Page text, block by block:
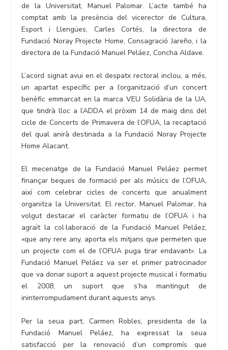
de la Universitat, Manuel Palomar. L’acte també ha
comptat amb la presència del vicerector de Cultura,
Esport i Llengües, Carles Cortés, la directora de
Fundació Noray Projecte Home, Consagració Jareño, i la
directora de la Fundació Manuel Peláez, Concha Aldave.
L’acord signat avui en el despatx rectoral inclou, a més,
un apartat específic per a l’organització d’un concert
benèfic emmarcat en la marca VEU Solidària de la UA,
que tindrà lloc a l’ADDA el pròxim 14 de maig dins del
cicle de Concerts de Primavera de l’OFUA, la recaptació
del qual anirà destinada a la Fundació Noray Projecte
Home Alacant.
El mecenatge de la Fundació Manuel Peláez permet
finançar beques de formació per als músics de l’OFUA,
així com celebrar cicles de concerts que anualment
organitza la Universitat. El rector, Manuel Palomar, ha
volgut destacar el caràcter formatiu de l’OFUA i ha
agraït la col·laboració de la Fundació Manuel Peláez,
«que any rere any, aporta els mitjans que permeten que
un projecte com el de l’OFUA puga tirar endavant». La
Fundació Manuel Peláez va ser el primer patrocinador
que va donar suport a aquest projecte musical i formatiu
el 2008, un suport que s’ha mantingut de
ininterrompudament durant aquests anys.
Per la seua part, Carmen Robles, presidenta de la
Fundació Manuel Peláez, ha expressat la seua
satisfacció per la renovació d’un compromís que